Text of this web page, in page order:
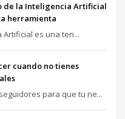
de la Inteligencia Artificial
herramienta
Artificial es una ten...
cuando no tienes
para que tu ne...